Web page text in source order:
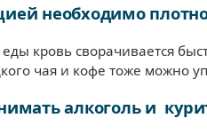
необходимо
еды кровь сворачивается
чая и кофе тоже можно
алкоголь и